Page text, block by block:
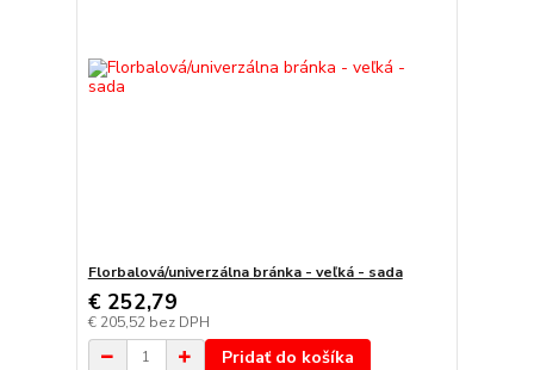
Florbalová/univerzálna bránka - veľká - sada
€ 252,79
€ 205,52 bez DPH
Pridať do košíka